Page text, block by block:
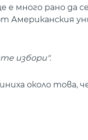
много рано да
Американския
избори".
около това,